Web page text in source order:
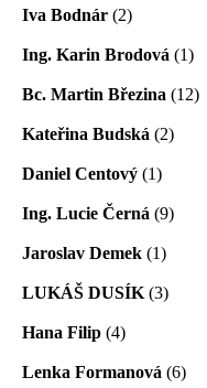
Iva Bodnár (2)
Ing. Karin Brodová (1)
Bc. Martin Březina (12)
Kateřina Budská (2)
Daniel Centový (1)
Ing. Lucie Černá (9)
Jaroslav Demek (1)
LUKÁŠ DUSÍK (3)
Hana Filip (4)
Lenka Formanová (6)